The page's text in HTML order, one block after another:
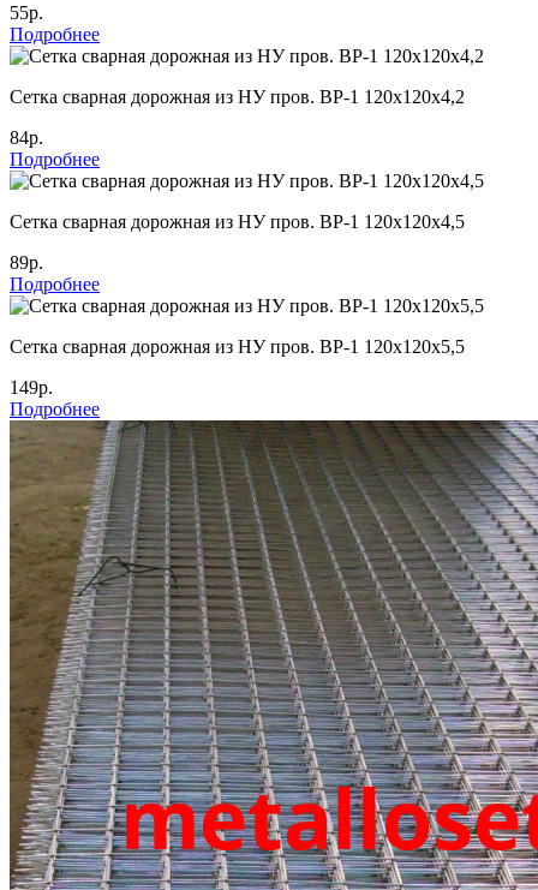
55р.
Подробнее
Cетка сварная дорожная из НУ пров. ВР-1 120х120х4,2
84р.
Подробнее
Cетка сварная дорожная из НУ пров. ВР-1 120х120х4,5
89р.
Подробнее
Cетка сварная дорожная из НУ пров. ВР-1 120х120х5,5
149р.
Подробнее